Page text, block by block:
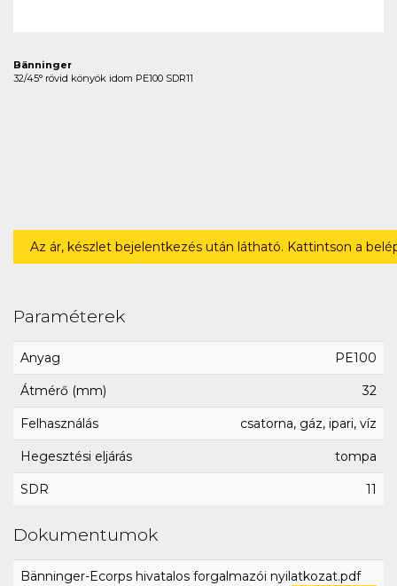
Bänninger
32/45° rövid könyök idom PE100 SDR11
Az ár, készlet bejelentkezés után látható. Kattintson a
Paraméterek
Anyag PE100
Átmérő (mm) 32
Felhasználás csatorna, gáz, ipari, víz
Hegesztési eljárás tompa
SDR 11
Dokumentumok
Bänninger-Ecorps hivatalos forgalmazói nyilatkozat.pdf